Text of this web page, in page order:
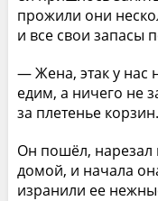
прожили они
и все свои запасы
— Жена, этак у нас
едим, а ничего не
за плетенье корзин.
Он пошёл, нарезал
домой, и начала
изранили ее